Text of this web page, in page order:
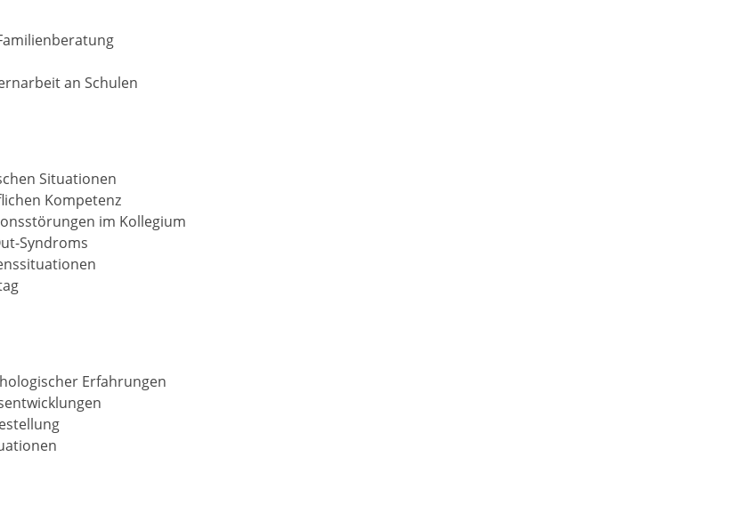
an Schulen
Situationen
Kompetenz
im Kollegium
Syndroms
Erfahrungen